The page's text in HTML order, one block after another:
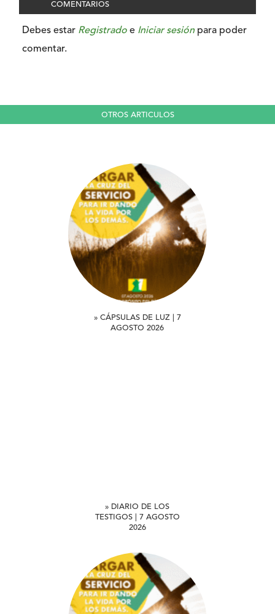
COMENTARIOS
Debes estar Registrado e Iniciar sesión para poder
comentar.
OTROS ARTICULOS
» CÁPSULAS DE LUZ | 7
AGOSTO 2026
» DIARIO DE LOS
TESTIGOS | 7 AGOSTO
2026